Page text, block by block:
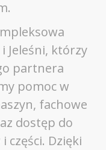
Jeleśni, którzy
partnera
pomoc w
fachowe
dostęp do
części. Dzięki